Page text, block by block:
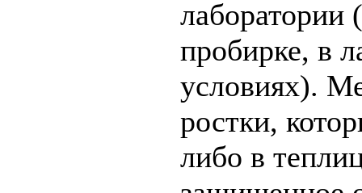
лаборатории
пробирке, в
условиях).
ростки,
либо в